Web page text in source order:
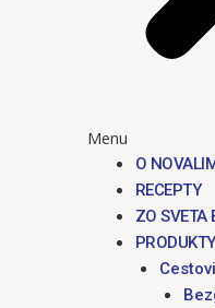
Menu
O
RECEPTY
ZO SVETA
PRODUKTY